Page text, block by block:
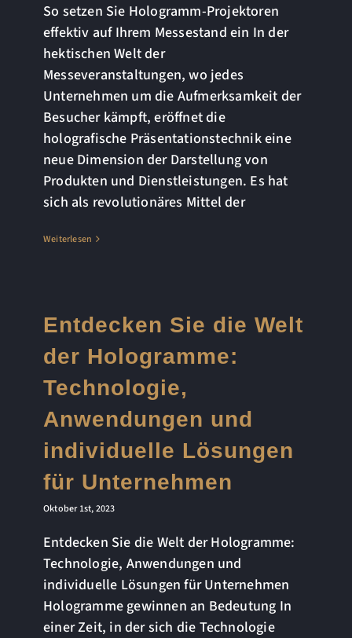
So setzen Sie Hologramm-Projektoren
effektiv auf Ihrem Messestand ein In der
hektischen Welt der
Messeveranstaltungen, wo jedes
Unternehmen um die Aufmerksamkeit der
Besucher kämpft, eröffnet die
holografische Präsentationstechnik eine
neue Dimension der Darstellung von
Produkten und Dienstleistungen. Es hat
sich als revolutionäres Mittel der
Weiterlesen
Entdecken Sie die Welt
der Hologramme:
Technologie,
Anwendungen und
individuelle Lösungen
für Unternehmen
Oktober 1st, 2023
Entdecken Sie die Welt der Hologramme:
Technologie, Anwendungen und
individuelle Lösungen für Unternehmen
Hologramme gewinnen an Bedeutung In
einer Zeit, in der sich die Technologie